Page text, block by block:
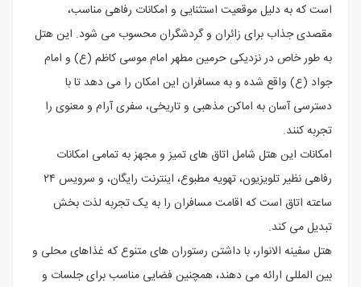
است که به دلیل موقعیت استثنایی و امکانات رفاهی مناسب،
مقصدی جذاب برای زائران و گردشگران محسوب می شود. این هتل
به طور خاص در نزدیکی حرمین مطهر امام موسی کاظم (ع) و امام
جواد (ع) واقع شده و به مسافران این امکان را می دهد تا با
دسترسی آسان به اماکن مذهبی و تاریخی، سفری آرام و معنوی را
تجربه کنند.
امکانات این هتل شامل اتاق های تمیز و مجهز به تمامی امکانات
رفاهی نظیر تلویزیون، تهویه مطبوع، اینترنت رایگان، و سرویس ۲۴
ساعته اتاق است که اقامت مسافران را به یک تجربه لذت بخش
تبدیل می کند.
هتل سفینه الانوار، با داشتن رستوران های متنوع که غذاهای محلی و
بین المللی ارائه می دهند، همچنین فضایی مناسب برای جلسات و